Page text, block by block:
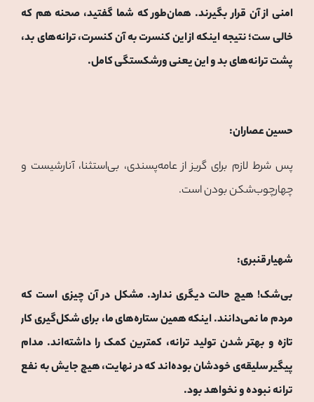
امنی از آن قرار بگیرند. همان‌طور که شما گفتید، صحنه‌ هم که
خالی ست؛ نتیجه اینکه از این کنسرت به آن کنسرت، ترانه‌های بد،
پشت ترانه‌های بد و این یعنی ورشکستگی کامل.
حسین عصاران:
پس شرط لازم برای گریز از عامه‌پسندی، بی‌استثنا، آنارشیست و
چهارچوب‌شکن بودن است.
شهیار قنبری:
بی‌شک! هیچ حالت دیگری ندارد. مشکل در آن چیزی است که
مردم ما نمی‌دانند. اینکه همین ستاره‌های ما، برای شکل‌گیری کار
تازه و بهتر شدن تولید ترانه، کمترین کمک را داشته‌اند. مدام
پیگیر سلیقه‌ی خودشان بوده‌اند که در نهایت، هیچ جایش به نفع
ترانه نبوده و نخواهد بود.